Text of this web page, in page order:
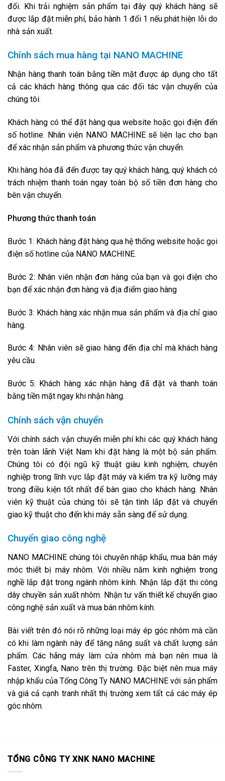
đối. Khi trải nghiệm sản phẩm tại đây quý khách hàng sẽ
được lắp đặt miễn phí, bảo hành 1 đổi 1 nếu phát hiện lỗi do
nhà sản xuất.
Chính sách mua hàng tại NANO MACHINE
Nhận hàng thanh toán bằng tiền mặt được áp dụng cho tất
cả các khách hàng thông qua các đối tác vận chuyển của
chúng tôi.
Khách hàng có thể đặt hàng qua website hoặc gọi điện đến
số hotline. Nhân viên NANO MACHINE sẽ liên lạc cho bạn
để xác nhận sản phẩm và phương thức vận chuyển.
Khi hàng hóa đã đến được tay quý khách hàng, quý khách có
trách nhiệm thanh toán ngay toàn bộ số tiền đơn hàng cho
bên vận chuyển.
Phương thức thanh toán
Bước 1: Khách hàng đặt hàng qua hệ thống website hoặc gọi
điện số hotline của NANO MACHINE.
Bước 2: Nhân viên nhận đơn hàng của bạn và gọi điện cho
bạn để xác nhận đơn hàng và địa điểm giao hàng
Bước 3: Khách hàng xác nhận mua sản phẩm và địa chỉ giao
hàng.
Bước 4: Nhân viên sẽ giao hàng đến địa chỉ mà khách hàng
yêu cầu.
Bước 5: Khách hàng xác nhận hàng đã đặt và thanh toán
bằng tiền mặt ngay khi nhận hàng.
Chính sách vận chuyển
Với chính sách vận chuyển miễn phí khi các quý khách hàng
trên toàn lãnh Việt Nam khi đặt hàng là một bộ sản phẩm.
Chúng tôi có đội ngũ kỹ thuật giàu kinh nghiệm, chuyên
nghiệp trong lĩnh vực lắp đặt máy và kiểm tra kỹ lưỡng máy
trong điều kiện tốt nhất để bàn giao cho khách hàng. Nhân
viên kỹ thuật của chúng tôi sẽ tận tình lắp đặt và chuyển
giao kỹ thuật cho đến khi máy sẵn sàng để sử dụng.
Chuyển giao công nghệ
NANO MACHINE chúng tôi chuyên nhập khẩu, mua bán máy
móc thiết bị máy nhôm. Với nhiều năm kinh nghiệm trong
nghề lắp đặt trong ngành nhôm kính. Nhận lắp đặt thi công
dây chuyền sản xuất nhôm. Nhận tư vấn thiết kế chuyển giao
công nghệ sản xuất và mua bán nhôm kính.
Bài viết trên đó nói rõ những loại máy ép góc nhôm mà cần
có khi làm ngành này để tăng năng suất và chất lượng sản
phẩm. Các hãng máy làm cửa nhôm mà bạn nên mua là
Faster, Xingfa, Nano trên thị trường. Đặc biệt nên mua máy
nhập khẩu của Tổng Công Ty NANO MACHINE với sản phẩm
và giá cả cạnh tranh nhất thị trường xem tất cả các máy ép
góc nhôm.
TỔNG CÔNG TY XNK NANO MACHINE